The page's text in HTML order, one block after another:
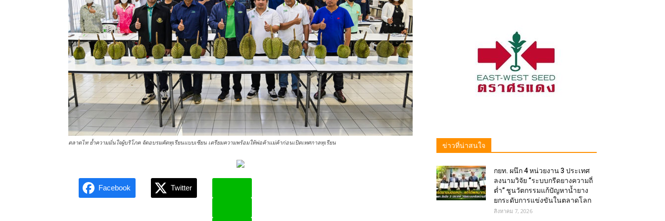
ตลาดไท ย้ำความมั่นใจผู้บริโภค จัดอบรมคัดทุเรียนแบบเซียน เตรียมความพร้อมให้พ่อค้าแม่ค้าก่อนเปิดเทศกาลทุเรียน
Facebook Twitter
ข่าวที่น่าสนใจ
กยท. ผนึก 4 หน่วยงาน 3 ประเทศ
ลงนามวิจัย “ระบบกรีดยางความถี่
ต่ำ” ชูนวัตกรรมแก้ปัญหาน้ำยาง
ยกระดับการแข่งขันในตลาดโลก
สิงหาคม 7, 2026